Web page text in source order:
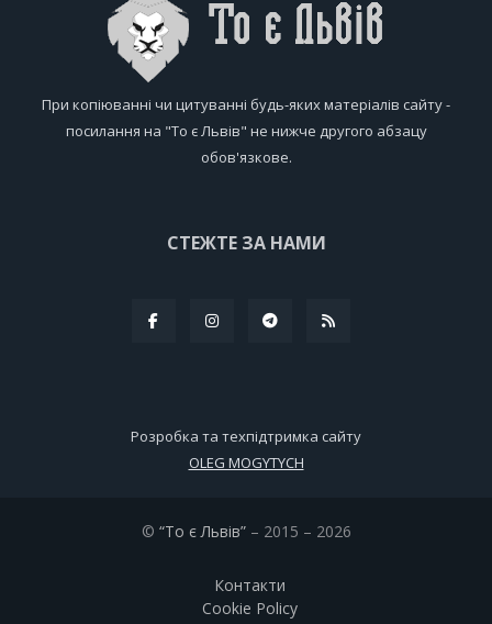
При копіюванні чи цитуванні будь-яких матеріалів сайту -
посилання на "То є Львів" не нижче другого абзацу
обов'язкове.
СТЕЖТЕ ЗА НАМИ
Розробка та техпідтримка сайту
OLEG MOGYTYCH
© “То є Львів”– 2015 – 2026
Контакти
Cookie Policy